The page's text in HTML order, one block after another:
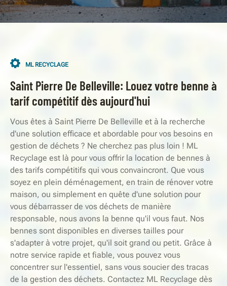
ML RECYCLAGE
Saint Pierre De Belleville: Louez votre benne à
tarif compétitif dès aujourd'hui
Vous êtes à Saint Pierre De Belleville et à la recherche
d'une solution efficace et abordable pour vos besoins en
gestion de déchets ? Ne cherchez pas plus loin ! ML
Recyclage est là pour vous offrir la location de bennes à
des tarifs compétitifs qui vous convaincront. Que vous
soyez en plein déménagement, en train de rénover votre
maison, ou simplement en quête d'une solution pour
vous débarrasser de vos déchets de manière
responsable, nous avons la benne qu'il vous faut. Nos
bennes sont disponibles en diverses tailles pour
s'adapter à votre projet, qu'il soit grand ou petit. Grâce à
notre service rapide et fiable, vous pouvez vous
concentrer sur l'essentiel, sans vous soucier des tracas
de la gestion des déchets. Contactez ML Recyclage dès